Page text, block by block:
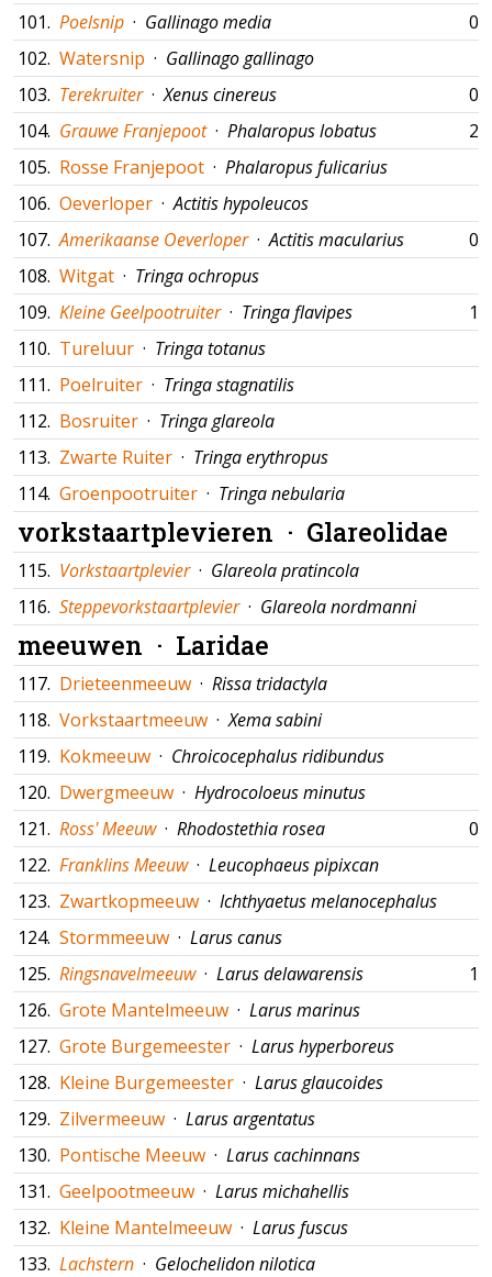
101. Poelsnip · Gallinago media
102. Watersnip · Gallinago gallinago
103. Terekruiter ·Xenus cinereus
104. Grauwe Franjepoot · Phalaropus lobatus
105. Rosse Franjepoot · Phalaropus fulicarius
106. Oeverloper ·Actitis hypoleucos
107. Amerikaanse Oeverloper ·Actitis macularius
108. Witgat · Tringa ochropus
109. Kleine Geelpootruiter · Tringa flavipes
110. Tureluur · Tringa totanus
111. Poelruiter · Tringa stagnatilis
112. Bosruiter · Tringa glareola
113. Zwarte Ruiter · Tringa erythropus
114. Groenpootruiter · Tringa nebularia
vorkstaartplevieren · Glareolidae
115. Vorkstaartplevier · Glareola pratincola
116. Steppevorkstaartplevier · Glareola nordmanni
meeuwen · Laridae
117. Drieteenmeeuw · Rissa tridactyla
118. Vorkstaartmeeuw ·Xema sabini
119. Kokmeeuw · Chroicocephalus ridibundus
120. Dwergmeeuw · Hydrocoloeus minutus
121. Ross' Meeuw · Rhodostethia rosea
122. Franklins Meeuw · Leucophaeus pipixcan
123. Zwartkopmeeuw · Ichthyaetus melanocephalus
124. Stormmeeuw · Larus canus
125. Ringsnavelmeeuw · Larus delawarensis
126. Grote Mantelmeeuw · Larus marinus
127. Grote Burgemeester · Larus hyperboreus
128. Kleine Burgemeester · Larus glaucoides
129. Zilvermeeuw · Larus argentatus
130. Pontische Meeuw · Larus cachinnans
131. Geelpootmeeuw · Larus michahellis
132. Kleine Mantelmeeuw · Larus fuscus
133. Lachstern · Gelochelidon nilotica